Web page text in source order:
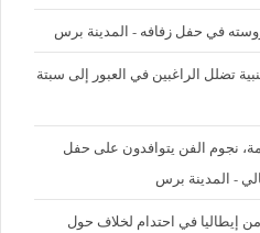
في حفل زفافه - المدينة برس
تضلل الراغبين في العبور إلى سبتة
نجوم الفن يتوافدون على حفل
- المدينة برس
إيطاليا في احتدام لخلاف حول